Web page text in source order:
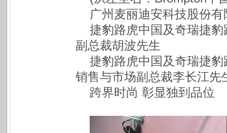
广州麦丽迪安科技股份
捷豹路虎中国及奇瑞捷
副总裁胡波先生
捷豹路虎中国及奇瑞捷
销售与市场副总裁李长江先
跨界时尚 彰显独到品位